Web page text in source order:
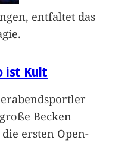
entfaltet das
ist Kult
Becken
ersten Open-